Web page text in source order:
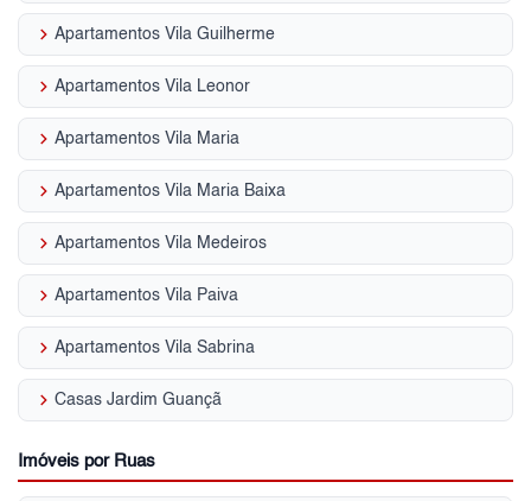
keyboard_arrow_right Apartamentos Vila Guilherme
keyboard_arrow_right Apartamentos Vila Leonor
keyboard_arrow_right Apartamentos Vila Maria
keyboard_arrow_right Apartamentos Vila Maria Baixa
keyboard_arrow_right Apartamentos Vila Medeiros
keyboard_arrow_right Apartamentos Vila Paiva
keyboard_arrow_right Apartamentos Vila Sabrina
keyboard_arrow_right Casas Jardim Guançã
Imóveis por Ruas